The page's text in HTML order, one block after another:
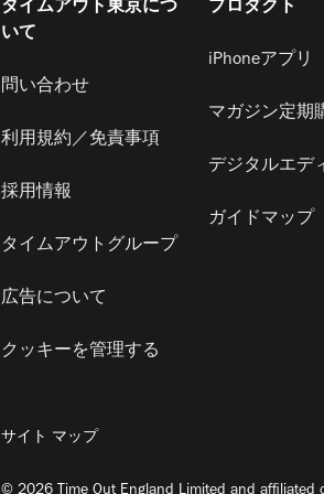
タイムアウト東京につ
いて
問い合わせ
利用規約／免責事項
採用情報
タイムアウトグループ
広告について
クッキーを管理する
プロダクト
iPhoneアプリ
マガジン定期
デジタルエデ
ガイドマップ
サイト マップ